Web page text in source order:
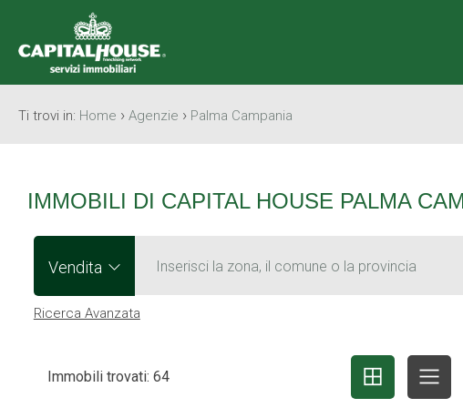
Ti trovi in: Home › Agenzie › Palma Campania
IMMOBILI DI CAPITAL HOUSE PALMA
Vendita Inserisci la zona, il comune o la provincia
Ricerca Avanzata
Immobili trovati: 64